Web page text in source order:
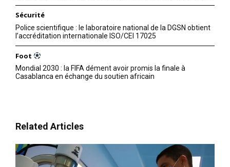
Sécurité
Police scientifique : le laboratoire national de la DGSN obtient
l’accréditation internationale ISO/CEI 17025
Foot
Mondial 2030 : la FIFA dément avoir promis la finale à
Casablanca en échange du soutien africain
Related Articles